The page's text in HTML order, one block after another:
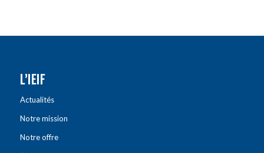
L’IEIF
Actualités
Notre mission
Notre offre